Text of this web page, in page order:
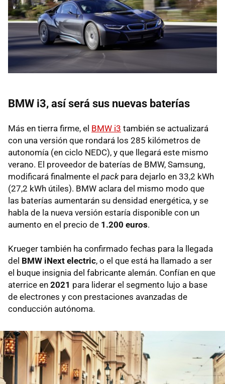
BMW i3, así será sus nuevas baterías
Más en tierra firme, el BMW i3 también se actualizará
con una versión que rondará los 285 kilómetros de
autonomía (en ciclo NEDC), y que llegará este mismo
verano. El proveedor de baterías de BMW, Samsung,
modificará finalmente el packpara dejarlo en 33,2 kWh
(27,2 kWh útiles). BMW aclara del mismo modo que
las baterías aumentarán su densidad energética, y se
habla de la nueva versión estaría disponible con un
aumento en el precio de 1.200 euros.
Krueger también ha confirmado fechas para la llegada
del BMW iNext electric, o el que está ha llamado a ser
el buque insignia del fabricante alemán. Confían en que
aterrice en 2021 para liderar el segmento lujo a base
de electrones y con prestaciones avanzadas de
conducción autónoma.